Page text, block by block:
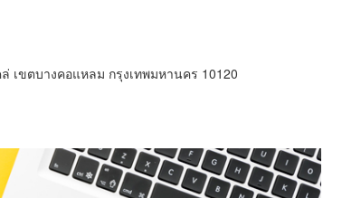
เขตบางคอแหลม กรุงเทพมหานคร 10120